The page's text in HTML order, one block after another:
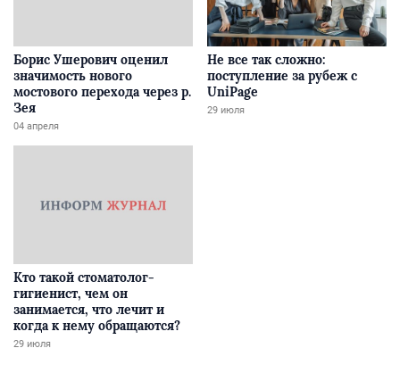
Борис Ушерович оценил
значимость нового
мостового перехода через р.
Зея
04 апреля
Не все так сложно:
поступление за рубеж с
UniPage
29 июля
Кто такой стоматолог-
гигиенист, чем он
занимается, что лечит и
когда к нему обращаются?
29 июля